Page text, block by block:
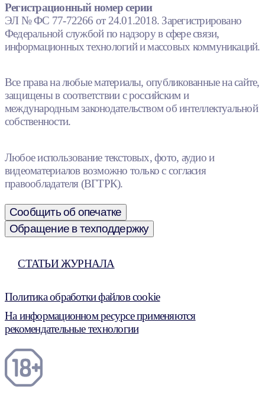
Регистрационный номер серии
ЭЛ № ФС 77-72266 от 24.01.2018. Зарегистрировано
Федеральной службой по надзору в сфере связи,
информационных технологий и массовых коммуникаций.
Все права на любые материалы, опубликованные на сайте,
защищены в соответствии с российским и
международным законодательством об интеллектуальной
собственности.
Любое использование текстовых, фото, аудио и
видеоматериалов возможно только с согласия
правообладателя (ВГТРК).
Сообщить об опечатке
Обращение в техподдержку
СТАТЬИ ЖУРНАЛА
Политика обработки файлов cookie
На информационном ресурсе применяются
рекомендательные технологии